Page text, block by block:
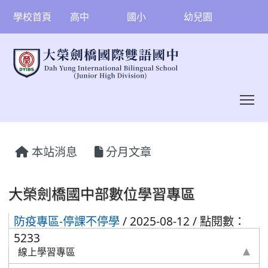
學校首頁 高中 國小 幼兒園
本站消息 分月文章
大榮劍橋國中部數位學習專區
防疫專區-停課不停學/ 2025-08-12 / 點閱數：
5233
線上學習專區